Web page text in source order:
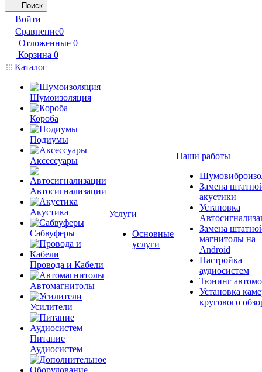
Поиск
Войти
Сравнение0
Отложенные 0
Корзина 0
Каталог
Шумоизоляция
Короба
Подиумы
Аксессуары
Автосигнализации
Акустика
Сабвуферы
Провода и Кабели
Автомагнитолы
Усилители
Питание
Аудиосистем
Услуги
Основные
услуги
Наши работы
Замена
акустики
Установка
Замена
магнитолы на
Android
Настройка
аудиосистем
Тюнинг
Установка
кругового